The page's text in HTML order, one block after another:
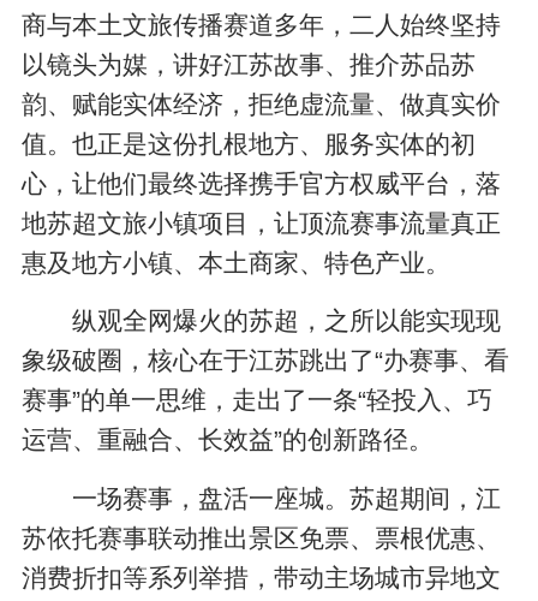
商与本土文旅传播赛道多年，二人始终坚持
以镜头为媒，讲好江苏故事、推介苏品苏
韵、赋能实体经济，拒绝虚流量、做真实价
值。也正是这份扎根地方、服务实体的初
心，让他们最终选择携手官方权威平台，落
地苏超文旅小镇项目，让顶流赛事流量真正
惠及地方小镇、本土商家、特色产业。
纵观全网爆火的苏超，之所以能实现现
象级破圈，核心在于江苏跳出了“办赛事、看
赛事”的单一思维，走出了一条“轻投入、巧
运营、重融合、长效益”的创新路径。
一场赛事，盘活一座城。苏超期间，江
苏依托赛事联动推出景区免票、票根优惠、
消费折扣等系列举措，带动主场城市异地文